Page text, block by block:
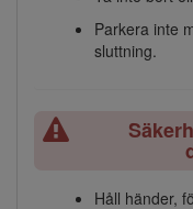
Parkera inte
sluttning.
Håll händer,